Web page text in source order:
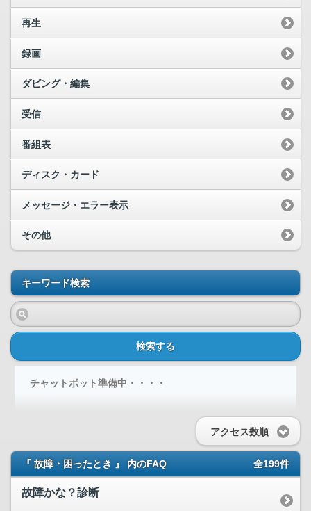
再生
録画
ダビング・編集
受信
番組表
ディスク・カード
メッセージ・エラー表示
その他
キーワード検索
検索する
チャットボット準備中・・・・
アクセス数順
『 故障・困ったとき 』 内のFAQ 全199件
故障かな？診断